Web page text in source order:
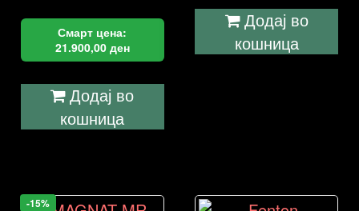
Смарт цена:
21.900,00 ден
Додај во
кошница
Додај во
кошница
-15%